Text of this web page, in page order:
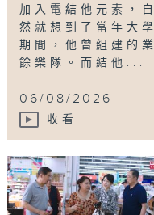
加入電結他元素，自
然就想到了當年大學
期間，他曾組建的業
餘樂隊。而結他...
06/08/2026
收看